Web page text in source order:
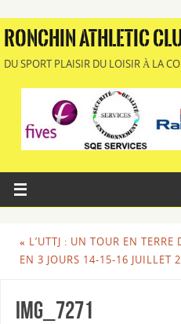
RONCHIN ATHLETIC
DU SPORT PLAISIR DU LOISIR À LA
« L’UTTJ : UN TOUR EN
EN 3 JOURS 14-15-16 JUILLET
IMG_7271